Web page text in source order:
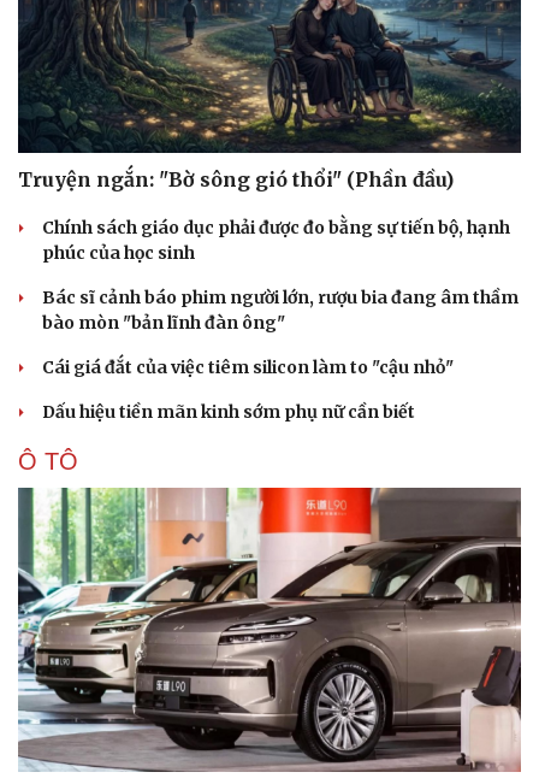
Cải chính
Truyện ngắn: "Bờ sông gió thổi" (Phần đầu)
Chính sách giáo dục phải được đo bằng sự tiến bộ, hạnh
phúc của học sinh
Bác sĩ cảnh báo phim người lớn, rượu bia đang âm thầm
bào mòn "bản lĩnh đàn ông"
Cái giá đắt của việc tiêm silicon làm to "cậu nhỏ"
Dấu hiệu tiền mãn kinh sớm phụ nữ cần biết
Ô TÔ